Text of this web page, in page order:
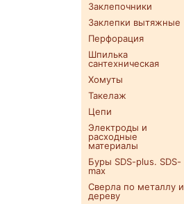
Заклепочники
Заклепки вытяжные
Перфорация
Шпилька
сантехническая
Хомуты
Такелаж
Цепи
Электроды и
расходные
материалы
Буры SDS-plus. SDS-
max
Сверла по металлу и
дереву